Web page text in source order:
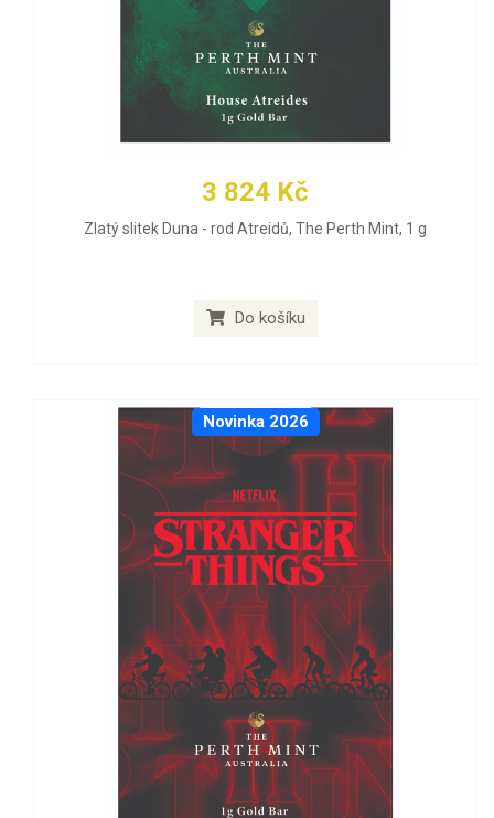
3 824 Kč
Zlatý slitek Duna - rod Atreidů, The Perth Mint, 1 g
Do košíku
Novinka 2026